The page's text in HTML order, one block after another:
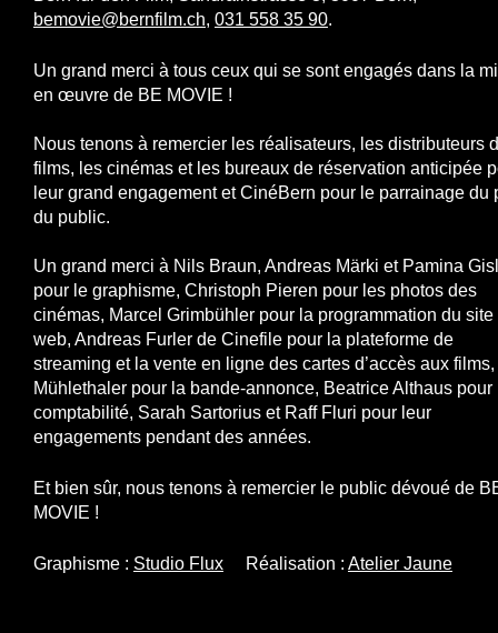
bemovie@bernfilm.ch, 031 558 35 90.
Un grand merci à tous ceux qui se sont engagés dans la
en œuvre de BE MOVIE !
Nous tenons à remercier les réalisateurs, les distributeurs
films, les cinémas et les bureaux de réservation anticipée
leur grand engagement et CinéBern pour le parrainage du
du public.
Un grand merci à Nils Braun, Andreas Märki et Pamina
pour le graphisme, Christoph Pieren pour les photos des
cinémas, Marcel Grimbühler pour la programmation du site
web, Andreas Furler de Cinefile pour la plateforme de
streaming et la vente en ligne des cartes d’accès aux
Mühlethaler pour la bande-annonce, Beatrice Althaus pour
comptabilité, Sarah Sartorius et Raff Fluri pour leur
engagements pendant des années.
Et bien sûr, nous tenons à remercier le public dévoué de
MOVIE !
Graphisme : Studio Flux Réalisation : Atelier Jaune